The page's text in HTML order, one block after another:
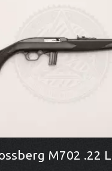
M702 .22